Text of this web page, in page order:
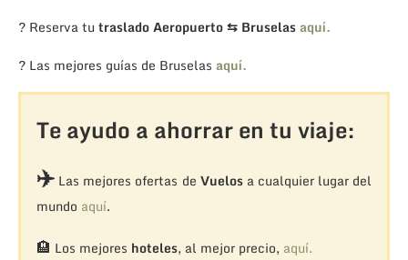
? Reserva tu traslado Aeropuerto ⇆ Bruselasaquí.
? Las mejores guías de Bruselas aquí.
Te ayudo a ahorrar en tu viaje:
✈️Las mejores ofertas de Vuelosa cualquier lugar del
mundo aquí.
🏨 Los mejores hoteles, al mejor precio, aquí.